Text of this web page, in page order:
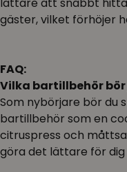
lättare att snabbt
gäster, vilket förhöjer
FAQ:
Vilka bartillbehör
Som nybörjare bör du
bartillbehör som en
citruspress och
göra det lättare för